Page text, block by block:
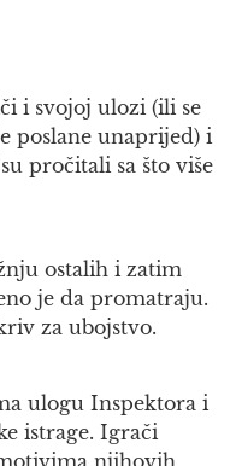
i svojoj ulozi (ili se
poslane unaprijed) i
pročitali sa što više
ostalih i zatim
je da promatraju.
za ubojstvo.
ulogu Inspektora i
istrage. Igrači
njihovih